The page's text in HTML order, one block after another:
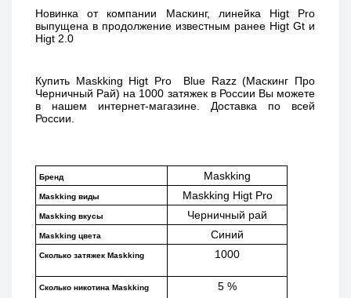
Новинка от компании Маскинг, линейка Higt Pro
выпущена в продолжение известным ранее Higt Gt и
Higt 2.0
Купить Maskking Higt Pro  Blue Razz (Маскинг Про
Черничный Рай) на 1000 затяжек в России Вы можете
в нашем интернет-магазине. Доставка по всей
России.
Бренд Maskking
Maskking виды Maskking Higt Pro
Maskking вкусы Черничный рай
Maskking цвета Синий
Сколько затяжек Maskking 1000
Сколько никотина Maskking 5 %